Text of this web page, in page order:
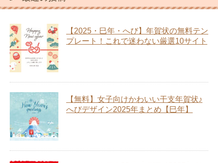
【2025・巳年・へび】年賀状の無料テン
プレート！これで迷わない厳選10サイト
【無料】女子向けかわいい干支年賀状♪
へびデザイン2025年まとめ【巳年】